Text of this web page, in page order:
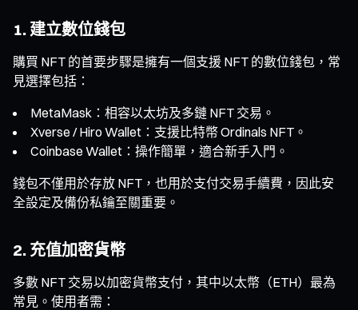
1. 建立數位錢包
購買 NFT 的首要步驟是擁有一個支援 NFT 的數位錢包，常
見選擇包括：
MetaMask：相容以太坊及多鏈 NFT 交易。
Xverse / Hiro Wallet：支援比特幣 Ordinals NFT。
Coinbase Wallet：操作簡單，適合新手入門。
錢包不僅用於存放 NFT，也用於支付交易手續費，因此安
全設定及備份私鑰至關重要。
2. 充值加密貨幣
多數 NFT 交易以加密貨幣支付，其中以太幣（ETH）最為
常見。使用者需：